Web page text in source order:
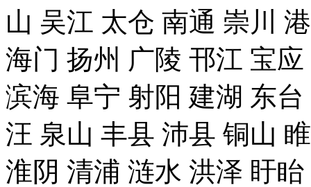
山 吴江 太仓 南通 崇川
海门 扬州 广陵 邗江 宝
滨海 阜宁 射阳 建湖 东
汪 泉山 丰县 沛县 铜山
淮阴 清浦 涟水 洪泽 盱